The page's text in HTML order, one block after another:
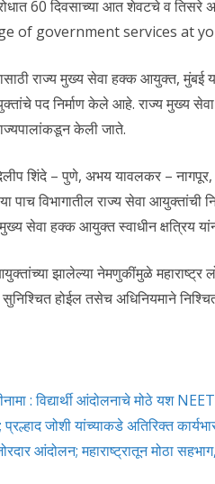
60 दिवसाच्या आत शेवटचे व
of government services at
राज्य मुख्य सेवा हक्क आयुक्त, मुंबई
पद निर्माण केले आहे. राज्य मुख्य
केली जाते.
शिंदे – पुणे, अभय यावलकर –
पाच विभागातील राज्य सेवा
सेवा हक्क आयुक्त स्वाधीन क्षत्रिय
झालेल्या नेमणुकींमुळे
होईल तसेच अधिनियमाने
: विद्यार्थी आंदोलनाचे मोठे यश
जोशी यांच्याकडे अतिरिक्त
आंदोलन; महाराष्ट्रातून मोठा